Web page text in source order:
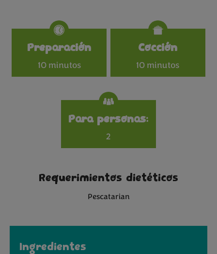
Specifications
Preparación
10 minutos
Cocción
10 minutos
Para personas:
2
Requerimientos dietéticos
Pescatarian
Ingredientes